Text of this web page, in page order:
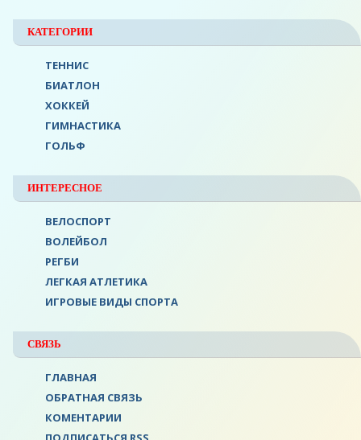
КАТЕГОРИИ
ТЕННИС
БИАТЛОН
ХОККЕЙ
ГИМНАСТИКА
ГОЛЬФ
ИНТЕРЕСНОЕ
ВЕЛОСПОРТ
ВОЛЕЙБОЛ
РЕГБИ
ЛЕГКАЯ АТЛЕТИКА
ИГРОВЫЕ ВИДЫ СПОРТА
СВЯЗЬ
ГЛАВНАЯ
ОБРАТНАЯ СВЯЗЬ
КОМЕНТАРИИ